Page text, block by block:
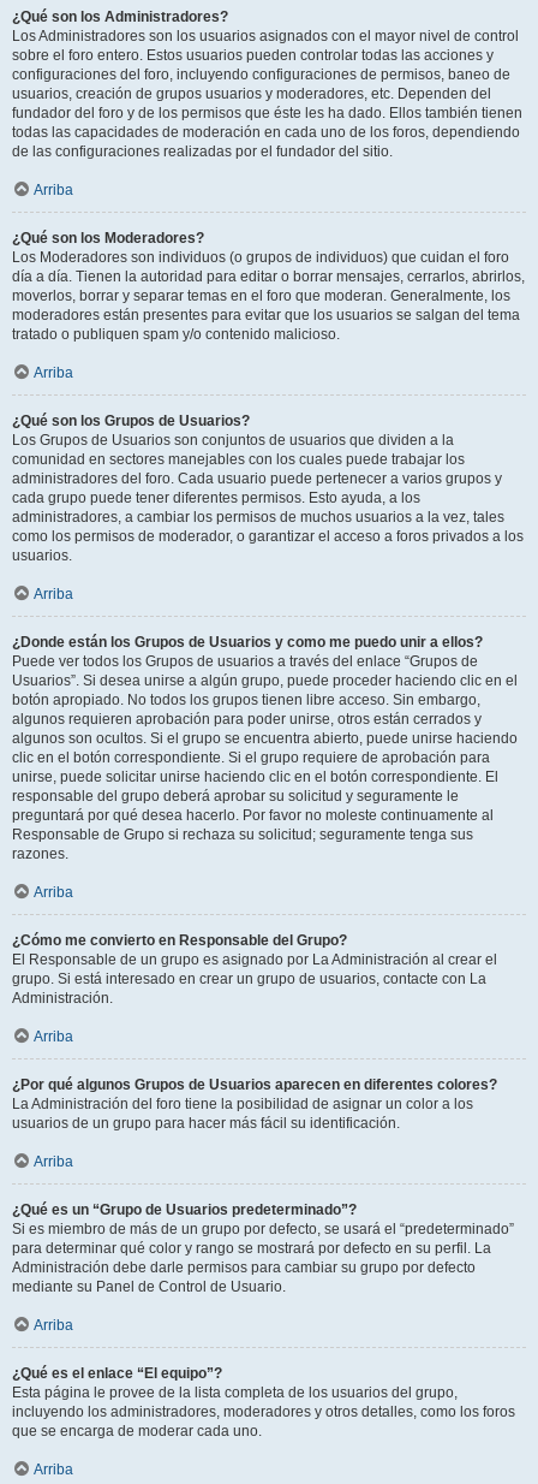
¿Qué son los Administradores?
Los Administradores son los usuarios asignados con el mayor nivel de control
sobre el foro entero. Estos usuarios pueden controlar todas las acciones y
configuraciones del foro, incluyendo configuraciones de permisos, baneo de
usuarios, creación de grupos usuarios y moderadores, etc. Dependen del
fundador del foro y de los permisos que éste les ha dado. Ellos también tienen
todas las capacidades de moderación en cada uno de los foros, dependiendo
de las configuraciones realizadas por el fundador del sitio.
Arriba
¿Qué son los Moderadores?
Los Moderadores son individuos (o grupos de individuos) que cuidan el foro
día a día. Tienen la autoridad para editar o borrar mensajes, cerrarlos, abrirlos,
moverlos, borrar y separar temas en el foro que moderan. Generalmente, los
moderadores están presentes para evitar que los usuarios se salgan del tema
tratado o publiquen spam y/o contenido malicioso.
Arriba
¿Qué son los Grupos de Usuarios?
Los Grupos de Usuarios son conjuntos de usuarios que dividen a la
comunidad en sectores manejables con los cuales puede trabajar los
administradores del foro. Cada usuario puede pertenecer a varios grupos y
cada grupo puede tener diferentes permisos. Esto ayuda, a los
administradores, a cambiar los permisos de muchos usuarios a la vez, tales
como los permisos de moderador, o garantizar el acceso a foros privados a los
usuarios.
Arriba
¿Donde están los Grupos de Usuarios y como me puedo unir a ellos?
Puede ver todos los Grupos de usuarios a través del enlace “Grupos de
Usuarios”. Si desea unirse a algún grupo, puede proceder haciendo clic en el
botón apropiado. No todos los grupos tienen libre acceso. Sin embargo,
algunos requieren aprobación para poder unirse, otros están cerrados y
algunos son ocultos. Si el grupo se encuentra abierto, puede unirse haciendo
clic en el botón correspondiente. Si el grupo requiere de aprobación para
unirse, puede solicitar unirse haciendo clic en el botón correspondiente. El
responsable del grupo deberá aprobar su solicitud y seguramente le
preguntará por qué desea hacerlo. Por favor no moleste continuamente al
Responsable de Grupo si rechaza su solicitud; seguramente tenga sus
razones.
Arriba
¿Cómo me convierto en Responsable del Grupo?
El Responsable de un grupo es asignado por La Administración al crear el
grupo. Si está interesado en crear un grupo de usuarios, contacte con La
Administración.
Arriba
¿Por qué algunos Grupos de Usuarios aparecen en diferentes colores?
La Administración del foro tiene la posibilidad de asignar un color a los
usuarios de un grupo para hacer más fácil su identificación.
Arriba
¿Qué es un “Grupo de Usuarios predeterminado”?
Si es miembro de más de un grupo por defecto, se usará el “predeterminado”
para determinar qué color y rango se mostrará por defecto en su perfil. La
Administración debe darle permisos para cambiar su grupo por defecto
mediante su Panel de Control de Usuario.
Arriba
¿Qué es el enlace “El equipo”?
Esta página le provee de la lista completa de los usuarios del grupo,
incluyendo los administradores, moderadores y otros detalles, como los foros
que se encarga de moderar cada uno.
Arriba